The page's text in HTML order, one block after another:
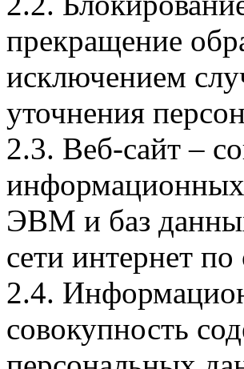
прекращение
исключением
уточнения
2.3. Веб-сайт –
информационных
ЭВМ и баз
сети интернет
2.4.
совокупность